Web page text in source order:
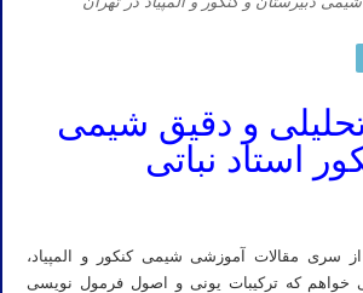
و دقیق شیمی
استاد نباتی
سری مقالات آموزشی شیمی کنکور و المپیاد،
خواهم که ترکیبات یونی و اصول فرمول نویسی